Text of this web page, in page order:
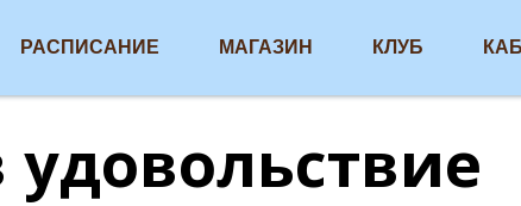
РАСПИСАНИЕ МАГАЗИН КЛУБ
удовольствие